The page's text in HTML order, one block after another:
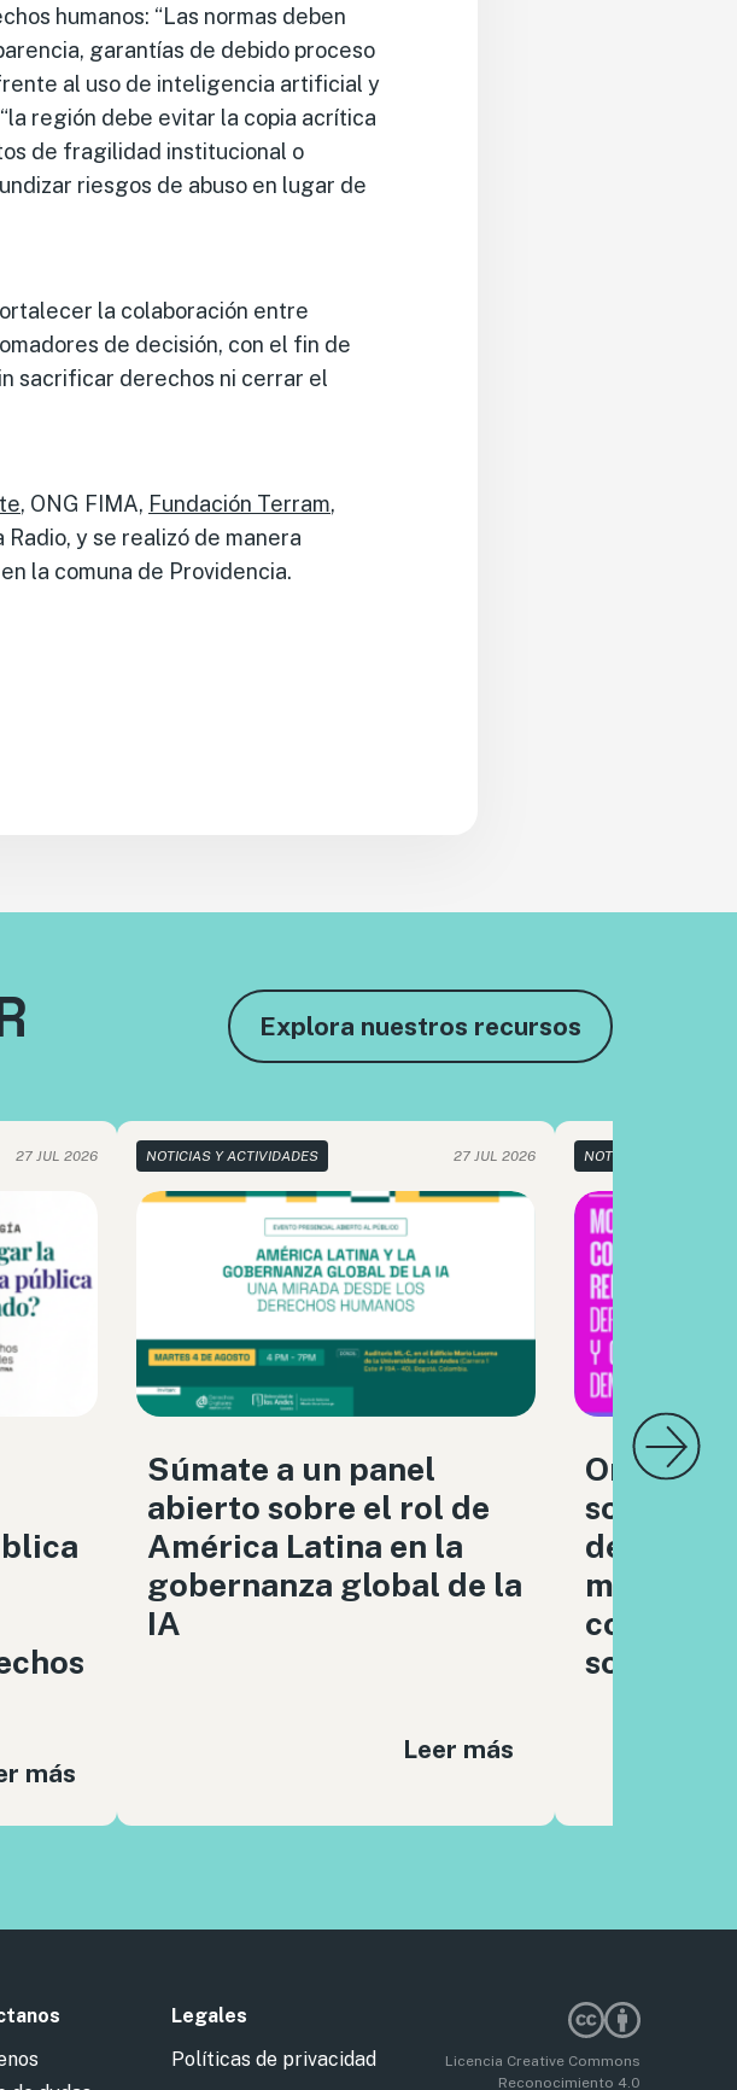
humanos: “Las normas deben
garantías de debido proceso
al uso de inteligencia artificial y
región debe evitar la copia acrítica
de fragilidad institucional o
riesgos de abuso en lugar de
la colaboración entre
de decisión, con el fin de
sacrificar derechos ni cerrar el
, ONG FIMA, Fundación Terram,
Radio, y se realizó de manera
la comuna de Providencia.
Explora nuestros recursos
27 JUL 2026
más
NOTICIAS Y ACTIVIDADES 27 JUL 2026
Súmate a un panel
abierto sobre el rol de
América Latina en la
gobernanza global de la
IA
Leer más
NOTICIAS Y
sociedad
sociales
Legales
Políticas de privacidad
Licencia Creative Commons
Reconocimiento 4.0